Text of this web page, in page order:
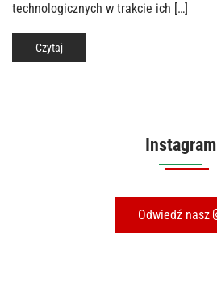
technologicznych w trakcie ich […]
Czytaj
Instagram
Odwiedź nasz